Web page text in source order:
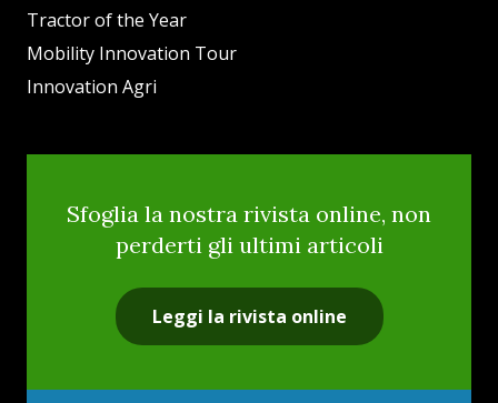
Tractor of the Year
Mobility Innovation Tour
Innovation Agri
Sfoglia la nostra rivista online, non
perderti gli ultimi articoli
Leggi la rivista online